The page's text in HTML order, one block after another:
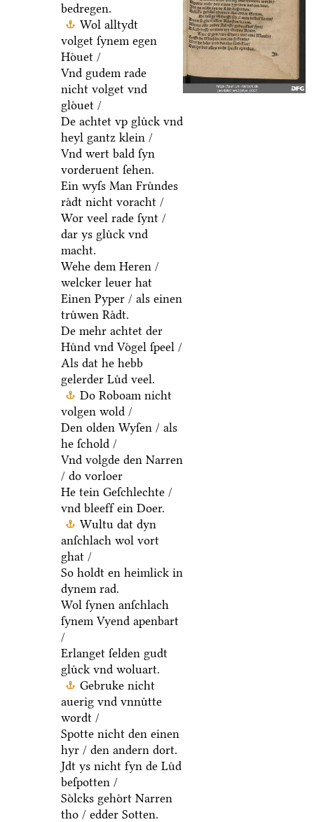
bedregen.
Wol alltydt
volget ſynem egen
Hoͤuet /
Vnd gudem rade
nicht volget vnd
gloͤuet /
De achtet vp gluͤck vnd
heyl gantz klein /
Vnd wert bald ſyn
vorderuent ſehen.
Ein wyſs Man Fruͤndes
raͤdt nicht voracht /
Wor veel rade ſynt /
dar ys gluͤck vnd
macht.
Wehe dem Heren /
welcker leuer hat
Einen Pyper / als einen
truͤwen Raͤdt.
De mehr achtet der
Huͤnd vnd Voͤgel ſpeel /
Als dat he hebb
gelerder Luͤd veel.
Do Roboam nicht
volgen wold /
Den olden Wyſen / als
he ſchold /
Vnd volgde den Narren
/ do vorloer
He tein Geſchlechte /
vnd bleeff ein Doer.
Wultu dat dyn
anſchlach wol vort
ghat /
So holdt en heimlick in
dynem rad.
Wol ſynen anſchlach
ſynem Vyend apenbart
/
Erlanget ſelden gudt
gluͤck vnd woluart.
Gebruke nicht
auerig vnd vnnuͤtte
wordt /
Spotte nicht den einen
hyr / den andern dort.
Jdt ys nicht fyn de Luͤd
beſpotten /
Soͤlcks gehoͤrt Narren
tho / edder Sotten.